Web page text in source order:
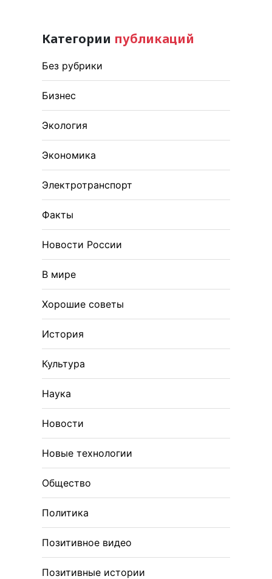
Категории публикаций
Без рубрики
Бизнес
Экология
Экономика
Электротранспорт
Факты
Новости России
В мире
Хорошие советы
История
Культура
Наука
Новости
Новые технологии
Общество
Политика
Позитивное видео
Позитивные истории